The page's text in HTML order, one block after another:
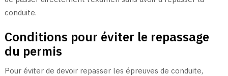
conduite.
Conditions pour éviter le repassage
du permis
Pour éviter de devoir repasser les épreuves de conduite,